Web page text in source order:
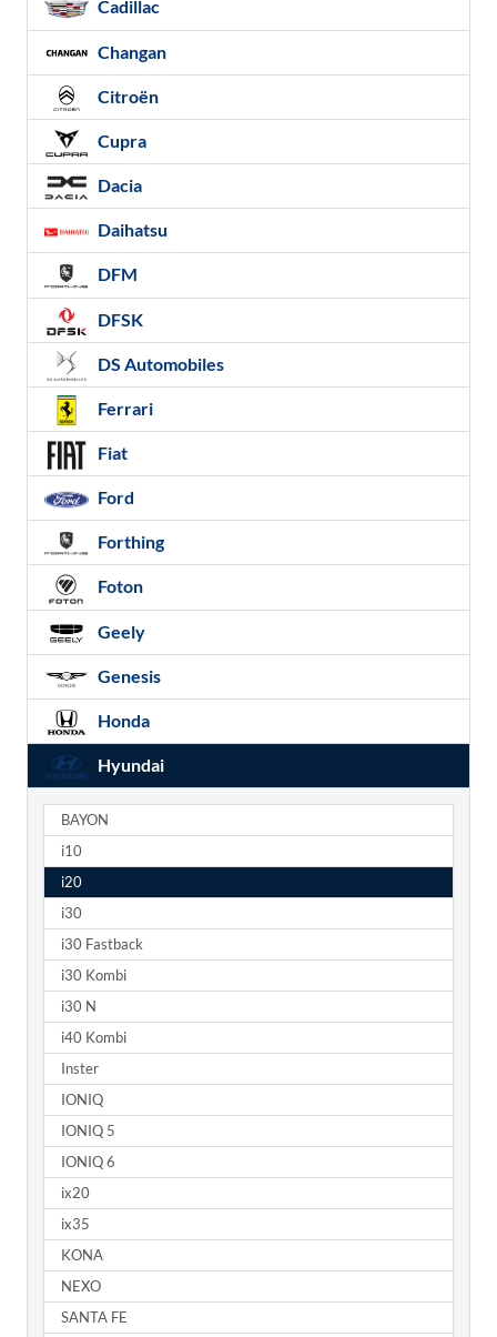
Cadillac
Changan
Citroën
Cupra
Dacia
Daihatsu
DFM
DFSK
DS Automobiles
Ferrari
Fiat
Ford
Forthing
Foton
Geely
Genesis
Honda
Hyundai
BAYON
i10
i20
i30
i30 Fastback
i30 Kombi
i30 N
i40 Kombi
Inster
IONIQ
IONIQ 5
IONIQ 6
ix20
ix35
KONA
NEXO
SANTA FE